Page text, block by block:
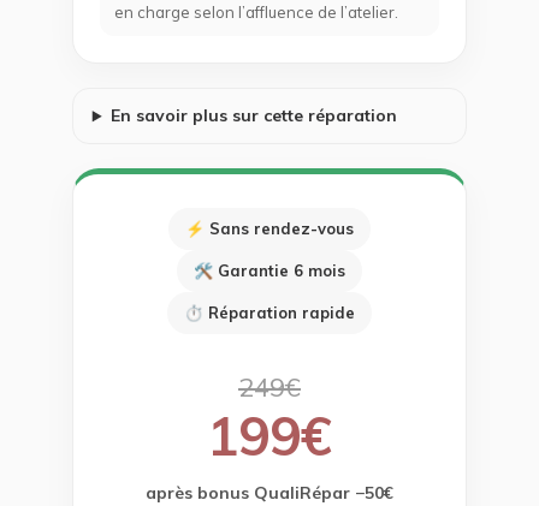
en charge selon l’affluence de l’atelier.
En savoir plus sur cette réparation
⚡ Sans rendez-vous
🛠 Garantie 6 mois
⏱ Réparation rapide
249€
199€
après bonus QualiRépar −50€